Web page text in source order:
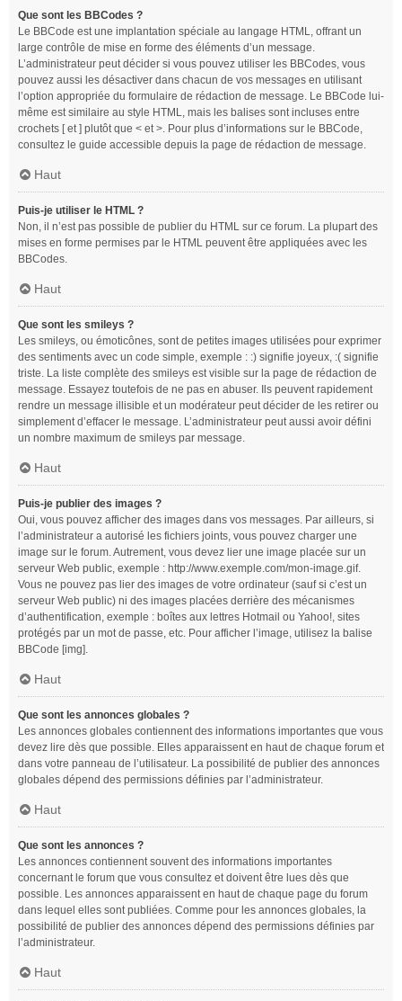
Que sont les BBCodes ?
Le BBCode est une implantation spéciale au langage HTML, offrant un
large contrôle de mise en forme des éléments d’un message.
L’administrateur peut décider si vous pouvez utiliser les BBCodes, vous
pouvez aussi les désactiver dans chacun de vos messages en utilisant
l’option appropriée du formulaire de rédaction de message. Le BBCode lui-
même est similaire au style HTML, mais les balises sont incluses entre
crochets [ et ] plutôt que < et >. Pour plus d’informations sur le BBCode,
consultez le guide accessible depuis la page de rédaction de message.
Haut
Puis-je utiliser le HTML ?
Non, il n’est pas possible de publier du HTML sur ce forum. La plupart des
mises en forme permises par le HTML peuvent être appliquées avec les
BBCodes.
Haut
Que sont les smileys ?
Les smileys, ou émoticônes, sont de petites images utilisées pour exprimer
des sentiments avec un code simple, exemple : :) signifie joyeux, :( signifie
triste. La liste complète des smileys est visible sur la page de rédaction de
message. Essayez toutefois de ne pas en abuser. Ils peuvent rapidement
rendre un message illisible et un modérateur peut décider de les retirer ou
simplement d’effacer le message. L’administrateur peut aussi avoir défini
un nombre maximum de smileys par message.
Haut
Puis-je publier des images ?
Oui, vous pouvez afficher des images dans vos messages. Par ailleurs, si
l’administrateur a autorisé les fichiers joints, vous pouvez charger une
image sur le forum. Autrement, vous devez lier une image placée sur un
serveur Web public, exemple : http://www.exemple.com/mon-image.gif.
Vous ne pouvez pas lier des images de votre ordinateur (sauf si c’est un
serveur Web public) ni des images placées derrière des mécanismes
d’authentification, exemple : boîtes aux lettres Hotmail ou Yahoo!, sites
protégés par un mot de passe, etc. Pour afficher l’image, utilisez la balise
BBCode [img].
Haut
Que sont les annonces globales ?
Les annonces globales contiennent des informations importantes que vous
devez lire dès que possible. Elles apparaissent en haut de chaque forum et
dans votre panneau de l’utilisateur. La possibilité de publier des annonces
globales dépend des permissions définies par l’administrateur.
Haut
Que sont les annonces ?
Les annonces contiennent souvent des informations importantes
concernant le forum que vous consultez et doivent être lues dès que
possible. Les annonces apparaissent en haut de chaque page du forum
dans lequel elles sont publiées. Comme pour les annonces globales, la
possibilité de publier des annonces dépend des permissions définies par
l’administrateur.
Haut